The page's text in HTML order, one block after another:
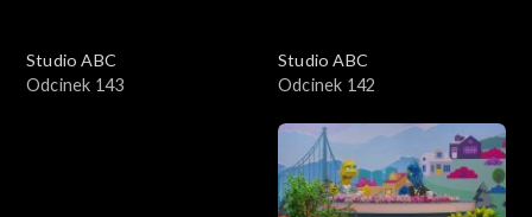
Studio ABC
Odcinek 143
Studio ABC
Odcinek 142